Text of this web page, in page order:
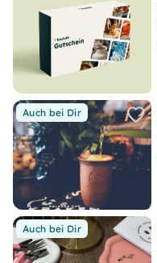
Auch bei Dir
Auch bei Dir